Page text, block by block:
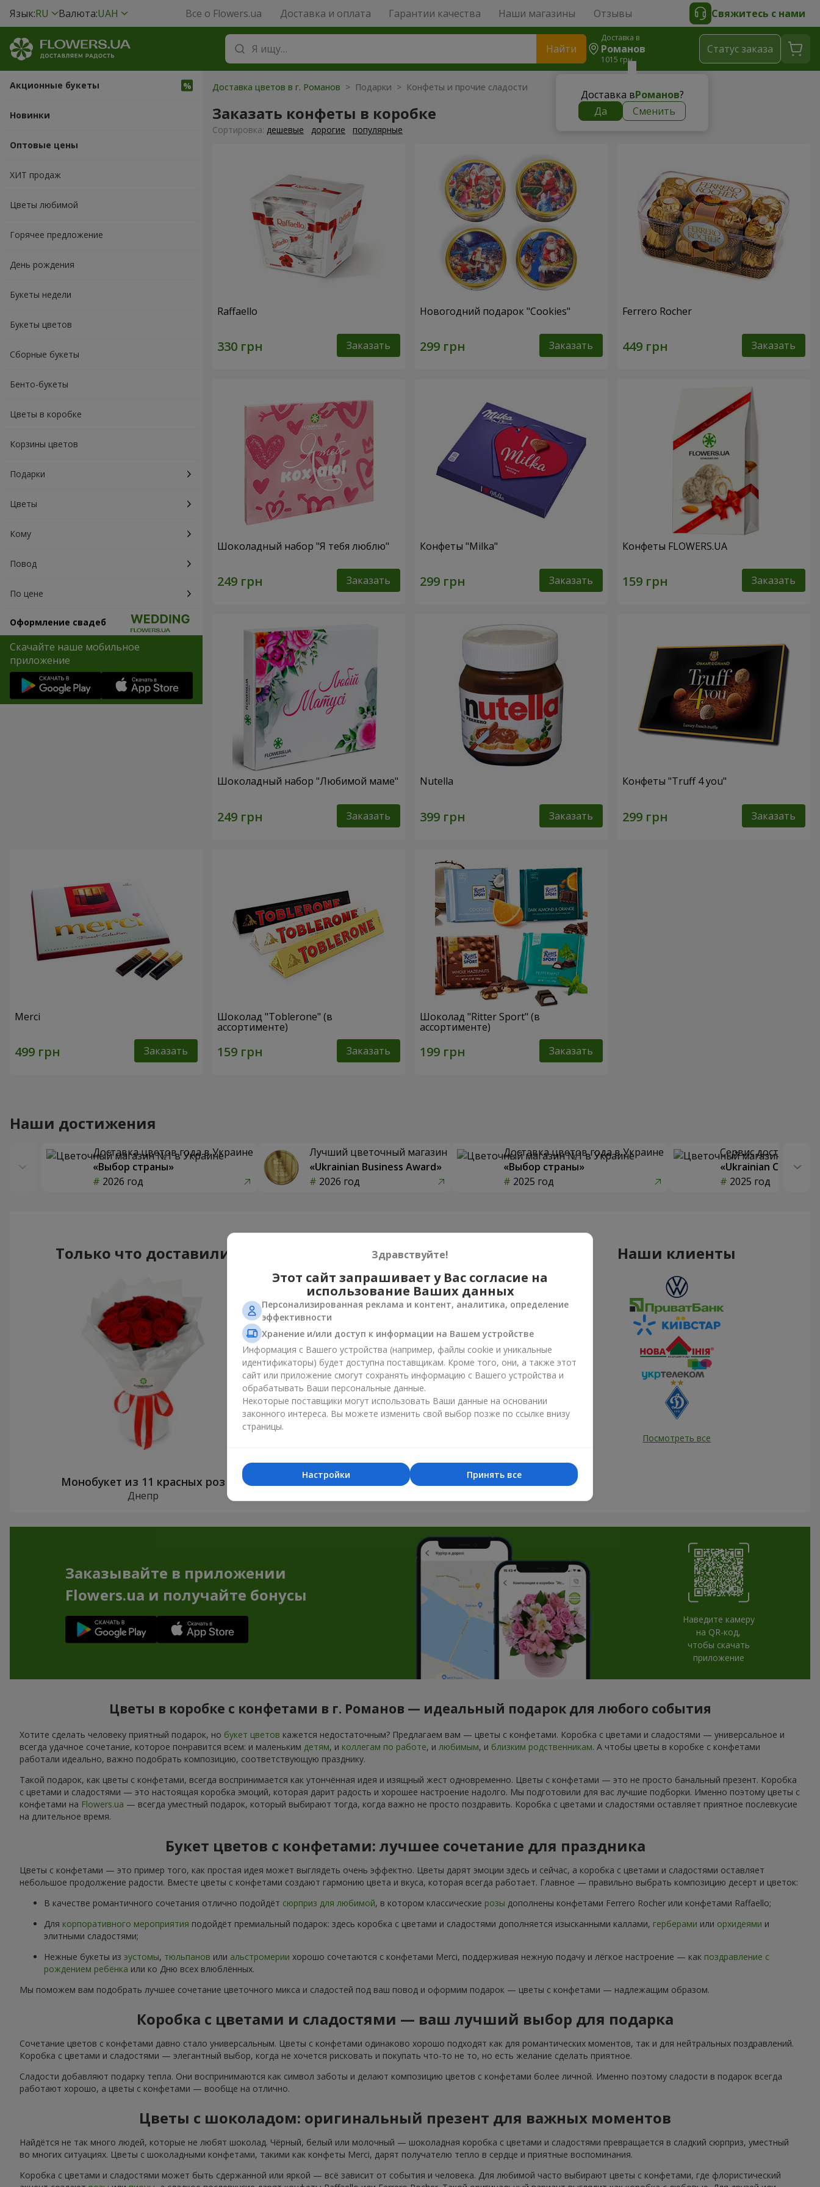
Язык:RU Валюта:UAH Все о Flowers.ua Доставка и оплата Гарантии качества Наши магазины Отзывы Свяжитесь с нами
Найти
Доставка в
Романов
1015 грн
Доставка вРоманов?
Да
Сменить
Cтатус заказа
Акционные букеты
Новинки
Оптовые цены
ХИТ продаж
Цветы любимой
Горячее предложение
День рождения
Букеты недели
Букеты цветов
Сборные букеты
Бенто-букеты
Цветы в коробке
Корзины цветов
Подарки
Цветы
Кому
Повод
По цене
Оформление свадеб
Скачайте наше мобильное
приложение
Доставка цветов в г. Романов > Подарки > Конфеты и прочие сладости
Заказать конфеты в коробке
Cортировка: дешевые дорогие популярные
Raffaello
Заказать
Новогодний подарок "Cookies"
Заказать
Ferrero Rocher
Заказать
Шоколадный набор "Я тебя люблю"
Заказать
Конфеты "Milka"
Заказать
Конфеты FLOWERS.UA
Заказать
Шоколадный набор "Любимой маме"
Заказать
Nutella
Заказать
Конфеты "Truff 4 you"
Заказать
Merci
Заказать
Шоколад "Toblerone" (в
ассортименте)
Заказать
Шоколад "Ritter Sport" (в
ассортименте)
Заказать
Наши достижения
Доставка цветов года в Украине
«Выбор страны»
2026 год
Лучший цветочный магазин
«Ukrainian Business Award»
2026 год
Доставка цветов года в Украине
«Выбор страны»
2025 год
Сервис доставки
«Ukrainian Choice»
2025 год
Только что доставили
Монобукет из 11 красных роз
Днепр
Фотогалерея
Все фото доставок
Наши клиенты
Посмотреть все
Заказывайте в приложении
Flowers.ua и получайте бонусы
Наведите камеру
на QR-код,
чтобы скачать
приложение
Цветы в коробке с конфетами в г. Романов — идеальный подарок для любого события
Хотите сделать человеку приятный подарок, но букет цветов кажется недостаточным? Предлагаем вам — цветы с конфетами. Коробка с цветами и сладостями — универсальное и
всегда удачное сочетание, которое понравится всем: и маленьким детям, и коллегам по работе, и любимым, и близким родственникам. А чтобы цветы в коробке с конфетами
работали идеально, важно подобрать композицию, соответствующую празднику.
Такой подарок, как цветы с конфетами, всегда воспринимается как утончённая идея и изящный жест одновременно. Цветы с конфетами — это не просто банальный презент. Коробка
с цветами и сладостями — это настоящая коробка эмоций, которая дарит радость и хорошее настроение надолго. Мы подготовили для вас лучшие подборки. Именно поэтому цветы с
конфетами на Flowers.ua — всегда уместный подарок, который выбирают тогда, когда важно не просто поздравить. Коробка с цветами и сладостями оставляет приятное послевкусие
на длительное время.
Букет цветов с конфетами: лучшее сочетание для праздника
Цветы с конфетами — это пример того, как простая идея может выглядеть очень эффектно. Цветы дарят эмоции здесь и сейчас, а коробка с цветами и сладостями оставляет
небольшое продолжение радости. Вместе цветы с конфетами создают гармонию цвета и вкуса, которая всегда работает. Главное — правильно выбрать композицию десерт и цветок:
В качестве романтичного сочетания отлично подойдёт сюрприз для любимой, в котором классические розы дополнены конфетами Ferrero Rocher или конфетами Raffaello;
Для корпоративного мероприятия подойдёт премиальный подарок: здесь коробка с цветами и сладостями дополняется изысканными каллами, герберами или орхидеями и
элитными сладостями;
Нежные букеты из эустомы, тюльпанов или альстромерии хорошо сочетаются с конфетами Merci, поддерживая нежную подачу и лёгкое настроение — как поздравление с
рождением ребёнка или ко Дню всех влюблённых.
Мы поможем вам подобрать лучшее сочетание цветочного микса и сладостей под ваш повод и оформим подарок — цветы с конфетами — надлежащим образом.
Коробка с цветами и сладостями — ваш лучший выбор для подарка
Сочетание цветов с конфетами давно стало универсальным. Цветы с конфетами одинаково хорошо подходят как для романтических моментов, так и для нейтральных поздравлений.
Коробка с цветами и сладостями — элегантный выбор, когда не хочется рисковать и покупать что-то не то, но есть желание сделать приятное.
Сладости добавляют подарку тепла. Они воспринимаются как символ заботы и делают композицию цветов с конфетами более личной. Именно поэтому сладости в подарок всегда
работают хорошо, а цветы с конфетами — вообще на отлично.
Цветы с шоколадом: оригинальный презент для важных моментов
Найдётся не так много людей, которые не любят шоколад. Чёрный, белый или молочный — шоколадная коробка с цветами и сладостями превращается в сладкий сюрприз, уместный
во многих ситуациях. Цветы с шоколадными конфетами, такими как конфеты Merci, дарят получателю тепло в сердце и приятные воспоминания.
Коробка с цветами и сладостями может быть сдержанной или яркой — всё зависит от события и человека. Для любимой часто выбирают цветы с конфетами, где флористический
Здравствуйте!
Этот сайт запрашивает у Вас согласие на
использование Ваших данных
Персонализированная реклама и контент, аналитика, определение
эффективности
Хранение и/или доступ к информации на Вашем устройстве
Информация с Вашего устройства (например, файлы cookie и уникальные
идентификаторы) будет доступна поставщикам. Кроме того, они, а также этот
сайт или приложение смогут сохранять информацию с Вашего устройства и
обрабатывать Ваши персональные данные.
Некоторые поставщики могут использовать Ваши данные на основании
законного интереса. Вы можете изменить свой выбор позже по ссылке внизу
страницы.
Принять все
Настройки